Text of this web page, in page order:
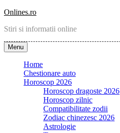
Skip
content
Onlines.ro
Stiri si informatii online
Menu
Home
Chestionare auto
Horoscop 2026
Horoscop dragoste 2026
Horoscop zilnic
Compatibilitate zodii
Zodiac chinezesc 2026
Astrologie